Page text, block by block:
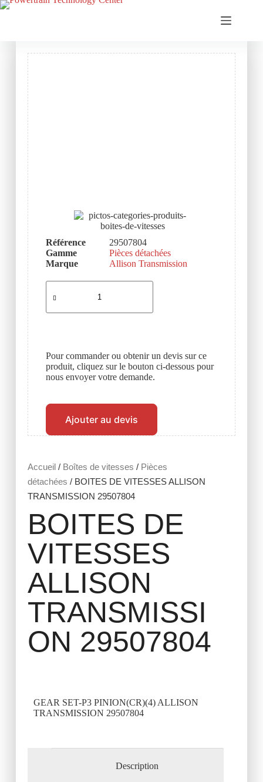
Accueil/ Boîtes de vitesses / Pièces
détachées / BOITES DE VITESSES ALLISON
TRANSMISSION 29507804
BOITES DE
VITESSES
ALLISON
TRANSMISSI
ON 29507804
GEAR SET-P3 PINION(CR)(4) ALLISON
TRANSMISSION 29507804
Description
Référence
29507804
Gamme
Pièces détachées
Marque
Allison Transmission
Pour commander ou obtenir un devis sur ce
produit, cliquez sur le bouton ci-dessous pour
nous envoyer votre demande.
Ajouter au devis